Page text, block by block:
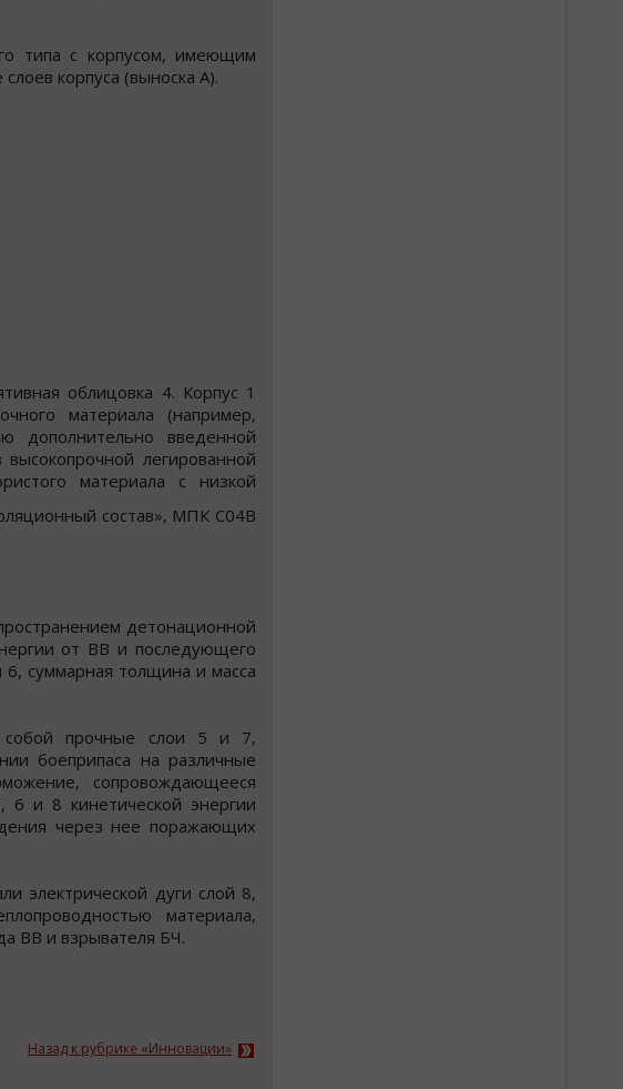
типа с корпусом, имеющим
корпуса (выноска А).
облицовка 4. Корпус 1
материала (например,
дополнительно введенной
легированной
материала с низкой
состав», МПК С04В
детонационной
от ВВ и последующего
6, суммарная толщина и масса
собой прочные слои 5 и 7,
боеприпаса на различные
сопровождающееся
6 и 8 кинетической энергии
через нее поражающих
электрической дуги слой 8,
материала,
ВВ и взрывателя БЧ.
Назад к рубрике «Инновации»